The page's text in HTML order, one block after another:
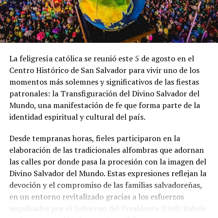
UP NEXT
Sujeto que envió material explícito a menor de edad es
condenado a ocho años de prisión
EE. UU. inculpa a Raúl Castro por derribo de dos
avionetas en 1996
La feligresía católica se reunió este 5 de agosto en el
Centro Histórico de San Salvador para vivir uno de los
momentos más solemnes y significativos de las fiestas
patronales: la Transfiguración del Divino Salvador del
Mundo, una manifestación de fe que forma parte de la
identidad espiritual y cultural del país.
Desde tempranas horas, fieles participaron en la
elaboración de las tradicionales alfombras que adornan
las calles por donde pasa la procesión con la imagen del
Divino Salvador del Mundo. Estas expresiones reflejan la
devoción y el compromiso de las familias salvadoreñas,
en un entorno revitalizado gracias a los esfuerzos
impulsados por el Gobierno del Presidente Nayib Bukele